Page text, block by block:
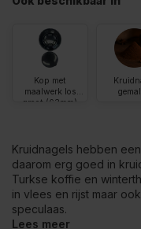
Kop met
maalwerk los
groot (63mm)
Kruidnagels hebben
daarom erg goed in
Turkse koffie en
in vlees en rijst maar
speculaas.
Lees meer